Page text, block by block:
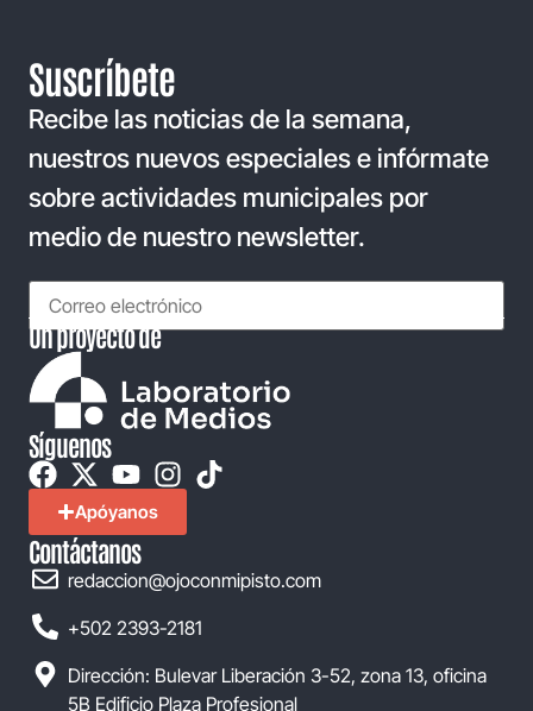
Suscríbete
Recibe las noticias de la semana,
nuestros nuevos especiales e infórmate
sobre actividades municipales por
medio de nuestro newsletter.
Un proyecto de
Síguenos
Apóyanos
Contáctanos
redaccion@ojoconmipisto.com
+502 2393-2181
Dirección: Bulevar Liberación 3-52, zona 13, oficina
5B Edificio Plaza Profesional